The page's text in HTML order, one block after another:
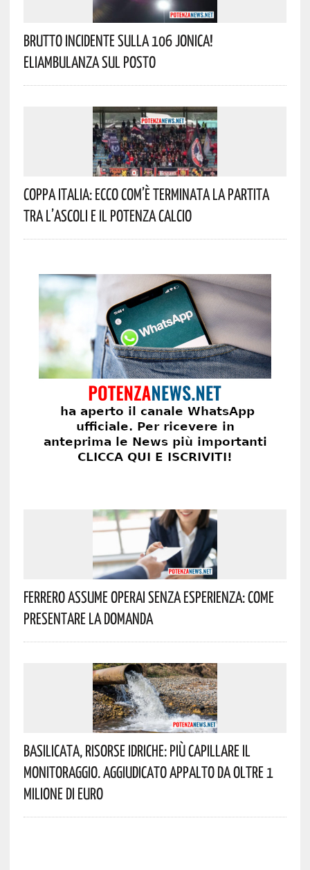
Brutto Incidente Sulla 106 Jonica!
Eliambulanza Sul Posto
Coppa Italia: Ecco Com’è Terminata La Partita
Tra L’Ascoli E Il Potenza Calcio
Ferrero Assume Operai Senza Esperienza: Come
Presentare La Domanda
Basilicata, Risorse Idriche: Più Capillare Il
Monitoraggio. Aggiudicato Appalto Da Oltre 1
Milione Di Euro